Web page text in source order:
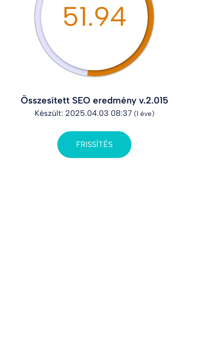
51.94
Összesített SEO eredmény v.2.015
Készült: 2025.04.03 08:37(1 éve)
FRISSÍTÉS